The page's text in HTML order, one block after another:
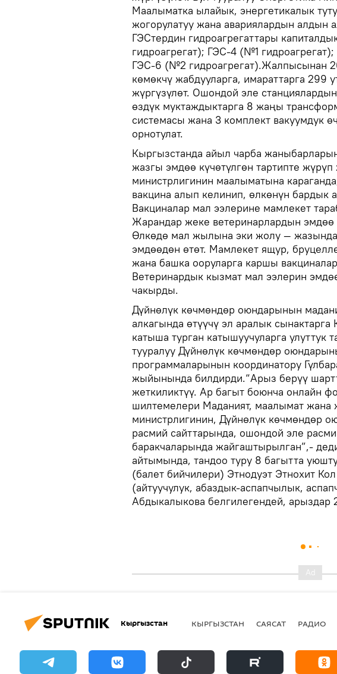
Маалыматка ылайык, энергетикалык
жогорулатуу жана авариялардын алдын
ГЭСтердин гидроагрегаттары
гидроагрегат); ГЭС-4 (№1
ГЭС-6 (№2 гидроагрегат).Жалпысынан
көмөкчү жабдууларга, имараттарга 299
жүргүзүлөт. Ошондой эле
өздүк муктаждыктарга 8 жаңы
системасы жана 3 комплект вакуумдук
орнотулат.
Кыргызстанда айыл чарба
жазгы эмдөө күчөтүлгөн тартипте
министрлигинин маалыматына
вакцина алып келинип, өлкөнүн бардык
Вакциналар мал ээлерине мамлекет
Жарандар жеке ветеринарлардын эмдөө
Өлкөдө мал жылына эки жолу —
эмдөөдөн өтөт. Мамлекет ящур,
жана башка ооруларга каршы
Ветеринардык кызмат мал ээлерин
чакырды.
Дүйнөлүк көчмөндөр оюндарынын
алкагында өтүүчү эл аралык
катыша турган катышуучуларга улуттук
тууралуу Дүйнөлүк көчмөндөр
программаларынын координатору
жыйынында билдирди.“Арыз берүү
жеткиликтүү. Ар багыт боюнча онлайн
шилтемелери Маданият, маалымат жана
министрлигинин, Дүйнөлүк көчмөндөр
расмий сайттарында, ошондой эле
баракчаларында жайгаштырылган”,-
айтымында, тандоо туру 8 багытта
(балет бийчилери) Этнодуэт Этнохит
(айтуучулук, абаздык-аспапчылык,
Абдыкалыкова белгилегендей, арыздар
Кыргызстан КЫРГЫЗСТАН САЯСАТ РАДИО